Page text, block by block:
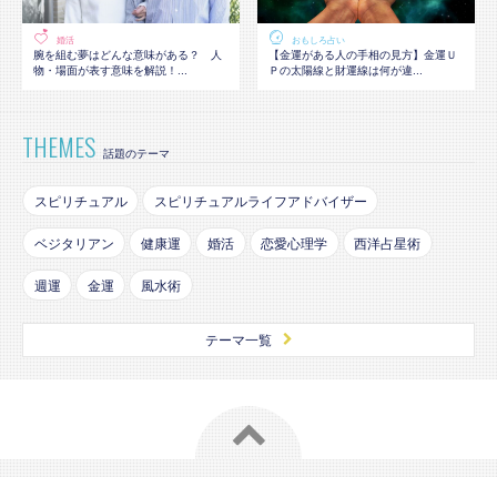
婚活
腕を組む夢はどんな意味がある？ 人
物・場面が表す意味を解説！...
おもしろ占い
【金運がある人の手相の見方】金運Ｕ
Ｐの太陽線と財運線は何が違...
THEMES 話題のテーマ
スピリチュアル スピリチュアルライフアドバイザー
ベジタリアン 健康運 婚活 恋愛心理学 西洋占星術
週運 金運 風水術
テーマ一覧